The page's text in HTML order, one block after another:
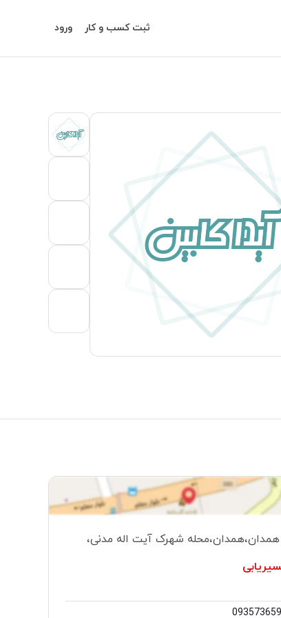
ثبت کسب و کار ورود
آیدا کابین
آیدا کابین
،همدان،محله شهرک آیت اله مدنی،